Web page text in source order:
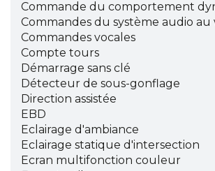
Commande du comportement
Commandes du système audio au
Commandes vocales
Compte tours
Démarrage sans clé
Détecteur de sous-gonflage
Direction assistée
EBD
Eclairage d'ambiance
Eclairage statique d'intersection
Ecran multifonction couleur